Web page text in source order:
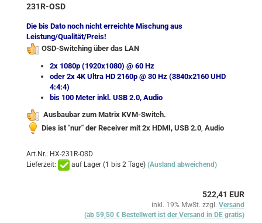
231R-OSD
Die bis Dato noch nicht erreichte Mischung aus
Leistung/Qualität/Preis!
OSD-Switching über das LAN
2x 1080p (1920x1080) @ 60 Hz
oder 2x 4K Ultra HD 2160p @ 30 Hz (3840x2160 UHD
4:4:4)
bis 100 Meter inkl. USB 2.0, Audio
Ausbaubar zum Matrix KVM-Switch.
Dies ist "nur" der Receiver mit 2x HDMI, USB 2.0 Audio
Art.Nr.: HX-231R-OSD
Lieferzeit:
auf Lager (1 bis 2 Tage) (Ausland abweichend)
522,41 EUR
inkl. 19% MwSt. zzgl. Versand
(ab 59,50 € Bestellwert ist der Versand in DE gratis)